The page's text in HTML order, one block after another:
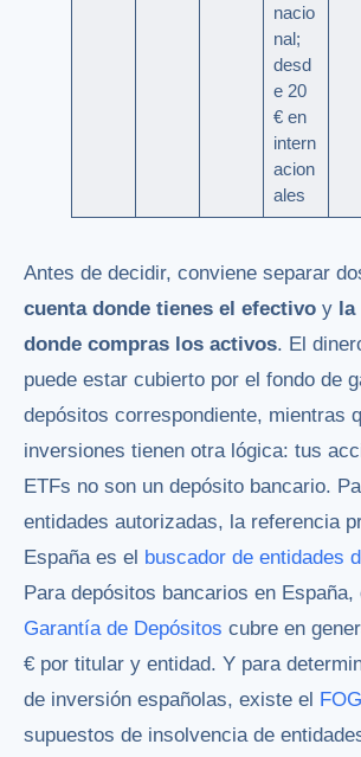
nacio
nal;
desd
e 20
€ en
intern
acion
ales
Antes de decidir, conviene separar
cuenta donde tienes el efectivo y la
donde compras los activos. El
puede estar cubierto por el fondo de
depósitos correspondiente, mientras
inversiones tienen otra lógica: tus
ETFs no son un depósito bancario.
entidades autorizadas, la referencia
España es el buscador de entidades
Para depósitos bancarios en España,
Garantía de Depósitos cubre en
€ por titular y entidad. Y para
de inversión españolas, existe el
supuestos de insolvencia de